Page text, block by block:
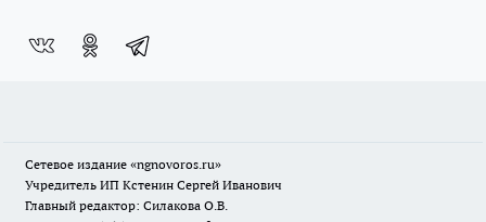
Сетевое издание «ngnovoros.ru»
Учредитель ИП Кстенин Сергей Иванович
Главный редактор: Силакова О.В.